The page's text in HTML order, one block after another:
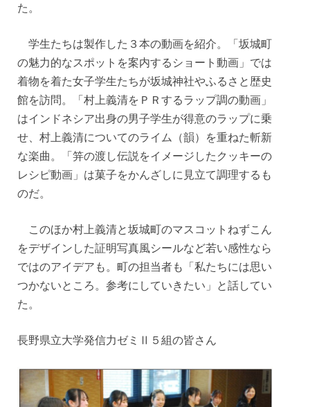
た。
学生たちは製作した３本の動画を紹介。「坂城町
の魅力的なスポットを案内するショート動画」では
着物を着た女子学生たちが坂城神社やふるさと歴史
館を訪問。「村上義清をＰＲするラップ調の動画」
はインドネシア出身の男子学生が得意のラップに乗
せ、村上義清についてのライム（韻）を重ねた斬新
な楽曲。「笄の渡し伝説をイメージしたクッキーの
レシピ動画」は菓子をかんざしに見立て調理するも
のだ。
このほか村上義清と坂城町のマスコットねずこん
をデザインした証明写真風シールなど若い感性なら
ではのアイデアも。町の担当者も「私たちには思い
つかないところ。参考にしていきたい」と話してい
た。
長野県立大学発信力ゼミⅡ５組の皆さん